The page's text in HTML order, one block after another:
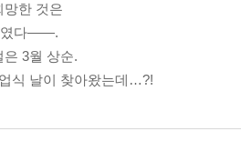
망한 것은
였다――.
은 3월 상순.
식 날이 찾아왔는데…?!